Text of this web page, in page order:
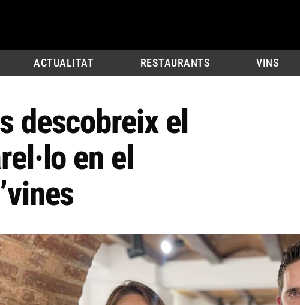
ACTUALITAT RESTAURANTS VINS
descobreix el
en el